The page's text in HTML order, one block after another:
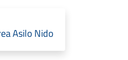
Asilo Nido